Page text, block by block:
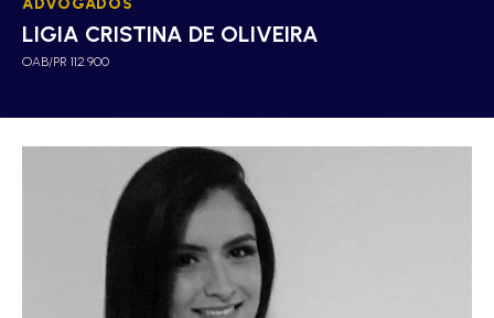
ADVOGADOS
LIGIA CRISTINA DE OLIVEIRA
OAB/PR 112.900